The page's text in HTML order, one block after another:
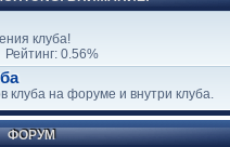
клуба!
Рейтинг: 0.56%
клуба на форуме и внутри клуба.
ФОРУМ